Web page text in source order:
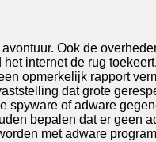
Ook de
internet de rug toekeert.
opmerkelijk rapport
dat grote
of adware
bepalen dat er geen
met adware